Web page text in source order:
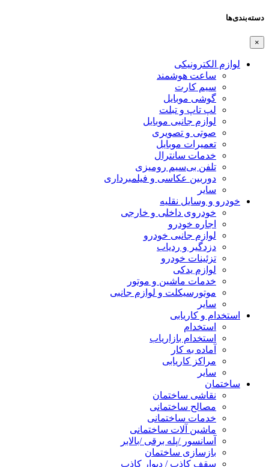
دسته‌بندی‌ها
×
لوازم الکترونیکی
ساعت هوشمند
سیم کارت
گوشی موبایل
لپ تاپ و تبلت
لوازم جانبی موبایل
صوتی و تصویری
تعمیرات موبایل
خدمات سانترال
تلفن بی‌سیم رومیزی
دوربین عکاسی و فیلمبرداری
سایر
خودرو و وسایل نقلیه
خودروی داخلی و خارجی
اجاره خودرو
لوازم جانبی خودرو
دزدگیر و ردیاب
تزئینات خودرو
لوازم یدکی
خدمات ماشین و موتور
موتورسیکلت و لوازم جانبی
سایر
استخدام و کاریابی
استخدام
استخدام بازاریاب
آماده به کار
مراکز کاریابی
سایر
ساختمان
نقاشی ساختمان
مصالح ساختمانی
خدمات ساختمانی
ماشین آلات ساختمانی
آسانسور /پله برقی /بالابر
بازسازی ساختمان
سقف کاذب / دیوار کاذب